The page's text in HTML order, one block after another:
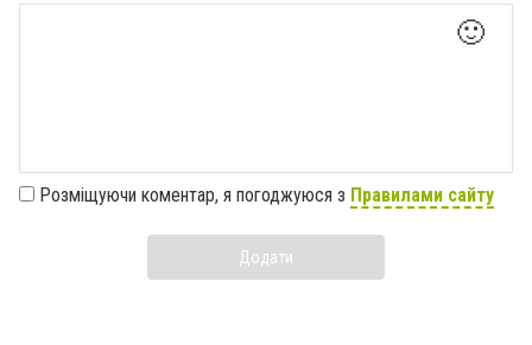
🙂
Розміщуючи коментар, я погоджуюся з Правилами сайту
Додати